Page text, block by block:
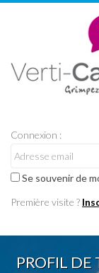
Connexion :
Se souvenir de
Première visite ?
PROFIL DE